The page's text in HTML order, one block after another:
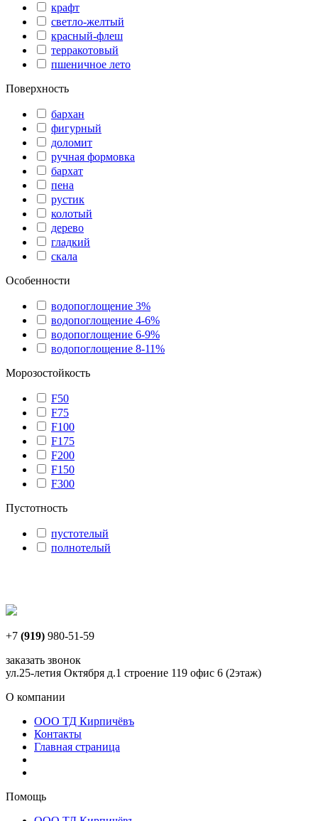
крафт
светло-желтый
красный-флеш
терракотовый
пшеничное лето
Поверхность
бархан
фигурный
доломит
ручная формовка
бархат
пена
рустик
колотый
дерево
гладкий
скала
Особенности
водопоглощение 3%
водопоглощение 4-6%
водопоглощение 6-9%
водопоглощение 8-11%
Морозостойкость
F50
F75
F100
F175
F200
F150
F300
Пустотность
пустотелый
полнотелый
+7 (919) 980-51-59
заказать звонок
ул.25-летия Октября д.1 строение 119 офис 6 (2этаж)
О компании
ООО ТД Кирпичёвъ
Контакты
Главная страница
Помощь